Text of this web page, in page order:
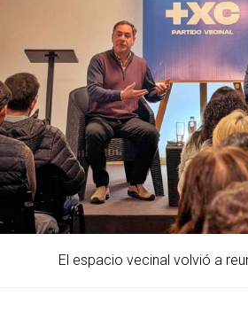
El espacio vecinal volvió a